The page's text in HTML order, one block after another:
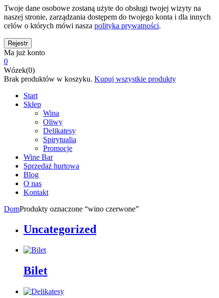
Twoje dane osobowe zostaną użyte do obsługi twojej wizyty na
naszej stronie, zarządzania dostępem do twojego konta i dla innych
celów o których mówi nasza polityka prywatności.
Ma już konto
0
Wózek(0)
Brak produktów w koszyku. Kupuj wszystkie produkty
Start
Sklep
Wina
Oliwy
Delikatesy
Spirytualia
Promocje
Wine Bar
Sprzedaż hurtowa
Blog
O nas
Kontakt
DomProdukty oznaczone “wino czerwone”
Uncategorized
Bilet